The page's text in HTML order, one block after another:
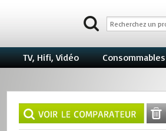
TV, Hifi, Vidéo Consommables